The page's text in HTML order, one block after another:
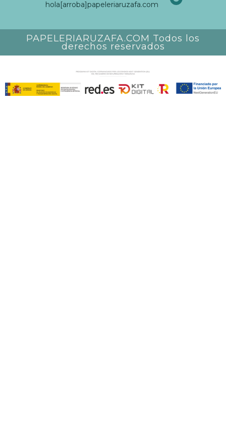
hola[arroba]papeleriaruzafa.com
PAPELERIARUZAFA.COM Todos los
derechos reservados